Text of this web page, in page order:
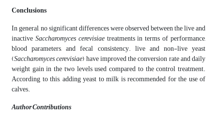
Conclusions
In general, no significant differences were observed between the live and
inactiveSaccharomyces cerevisiaetreatments in terms of performance,
blood parameters, and fecal consistency. live and non-live yeast
(Saccharomyces cerevisiae) have improved the conversion rate and daily
weight gain in the two levels used compared to the control treatment.
According to this, adding yeast to milk is recommended for the use of
calves.
Author Contributions